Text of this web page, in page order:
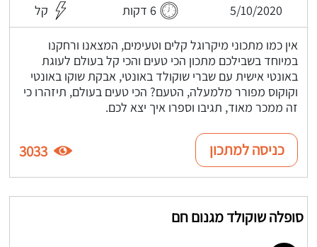
5/10/2020 6 דקות קל
אין כמו מתכוני מיקרוגל קלים וטעימים, המצאנו ורחקנו
במיוחד בשבילכם מתכון הכי טעים והכי קל בעולם לעוגת
באונטי אישית עם שברי שוקולד באונטי, אבקת שוקו באונטי
וקוקוס מפורר מלמעלה, הטעם? הכי טעים בעולם, תיזהרו כי
זה ממכר מאוד, תגיבו וספרו איך יצא לכם.
כניסה למתכון 3033
סופלה שוקולד מגנום חם